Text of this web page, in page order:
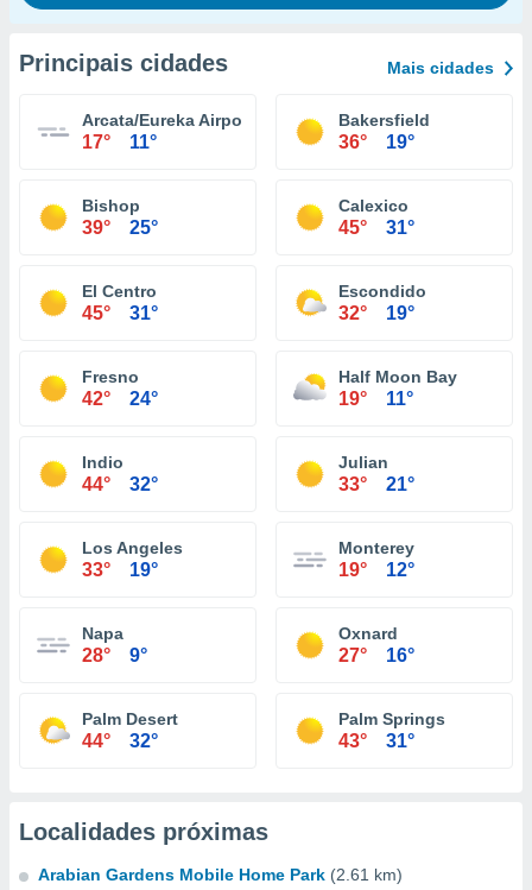
Principais cidades Mais cidades
Arcata/Eureka Airport
17° 11°
Bakersfield
36° 19°
Bishop
39° 25°
Calexico
45° 31°
El Centro
45° 31°
Escondido
32° 19°
Fresno
42° 24°
Half Moon Bay
19° 11°
Indio
44° 32°
Julian
33° 21°
Los Angeles
33° 19°
Monterey
19° 12°
Napa
28° 9°
Oxnard
27° 16°
Palm Desert
44° 32°
Palm Springs
43° 31°
Localidades próximas
Arabian Gardens Mobile Home Park (2.61 km)